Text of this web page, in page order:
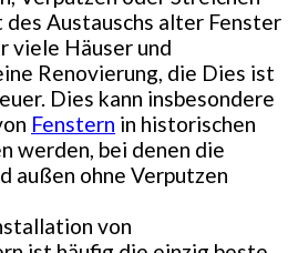
Austauschs alter Fenster
viele Häuser und
Renovierung, die Dies ist
Dies kann insbesondere
Fenstern in historischen
werden, bei denen die
außen ohne Verputzen
von